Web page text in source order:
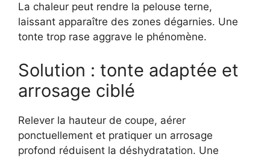
La chaleur peut rendre la pelouse terne,
laissant apparaître des zones dégarnies. Une
tonte trop rase aggrave le phénomène.
Solution : tonte adaptée et
arrosage ciblé
Relever la hauteur de coupe, aérer
ponctuellement et pratiquer un arrosage
profond réduisent la déshydratation. Une